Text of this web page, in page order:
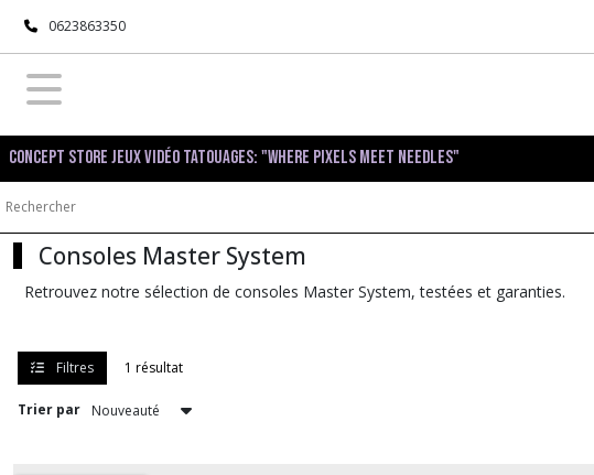
0623863350
Concept Store Jeux Vidéo Tatouages: "Where pixels meet needles"
Consoles Master System
Retrouvez notre sélection de consoles Master System, testées et garanties.
Filtres 1 résultat
Trier par
Fermer
FILTRES
Tous
les
SEGA
Master
System
System